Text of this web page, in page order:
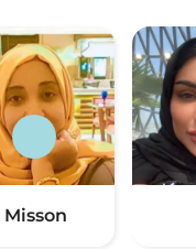
Misson